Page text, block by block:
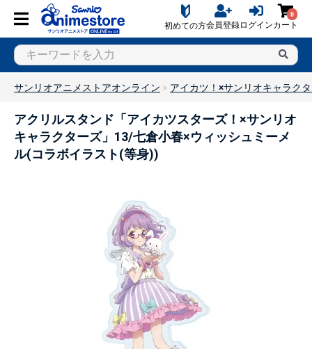
初めての方会員登録ログイン
0
カート
サンリオアニメストアオンライン アイカツ！×サンリオキャラク
アクリルスタンド「アイカツスターズ！×サンリオ
キャラクターズ」13/七倉小春×ウィッシュミーメ
ル(コラボイラスト(等身))